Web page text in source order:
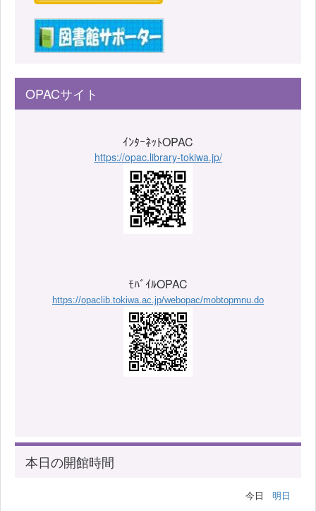
OPACサイト
ｲﾝﾀｰﾈｯﾄOPAC
https://opac.library-tokiwa.jp/
ﾓﾊﾞｲﾙOPAC
https://opaclib.tokiwa.ac.jp/webopac/mobtopmnu.do
本日の開館時間
今日 明日